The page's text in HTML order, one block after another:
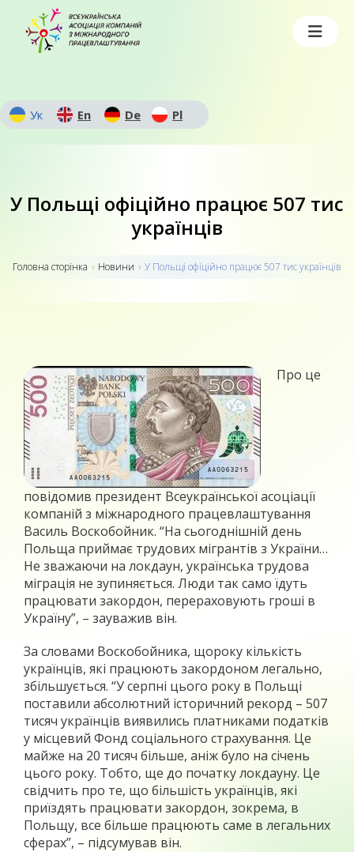
Ук En De Pl
У Польщі офіційно працює 507 тис
українців
Головна сторiнка › Новини › У Польщі офіційно працює 507 тис українців
Про це
повідомив президент Всеукраїнської асоціації
компаній з міжнародного працевлаштування
Василь Воскобойник. “На сьогоднішній день
Польща приймає трудових мігрантів з України…
Не зважаючи на локдаун, українська трудова
міграція не зупиняється. Люди так само їдуть
працювати закордон, перераховують гроші в
Україну”, – зауважив він.
За словами Воскобойника, щороку кількість
українців, які працюють закордоном легально,
збільшується. “У серпні цього року в Польщі
поставили абсолютний історичний рекорд – 507
тисяч українців виявились платниками податків
у місцевий Фонд соціального страхування. Це
майже на 20 тисяч більше, аніж було на січень
цього року. Тобто, ще до початку локдауну. Це
свідчить про те, що більшість українців, які
приїздять працювати закордон, зокрема, в
Польщу, все більше працюють саме в легальних
сферах”, – підсумував він.